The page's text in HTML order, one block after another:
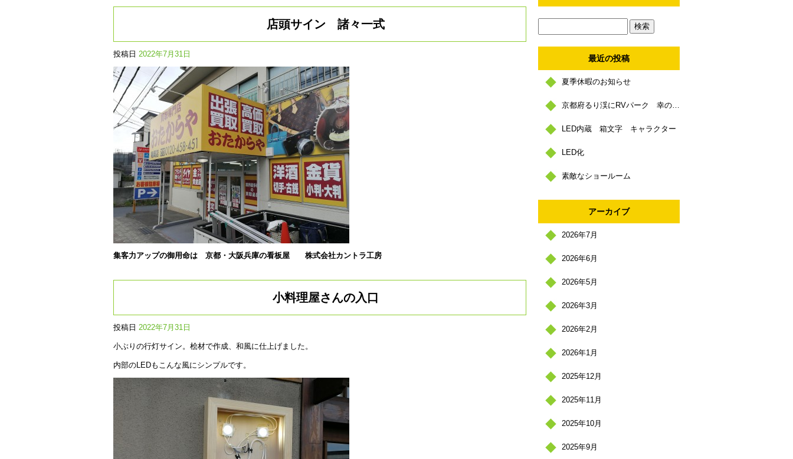
店頭サイン 諸々一式
投稿日 2022年7月31日
集客力アップの御用命は 京都・大阪兵庫の看板屋 株式会社カントラ工房
小料理屋さんの入口
投稿日 2022年7月31日
小ぶりの行灯サイン。桧材で作成、和風に仕上げました。
内部のLEDもこんな風にシンプルです。
最近の投稿
夏季休暇のお知らせ
京都府るり渓にRVパーク 幸の里 https://sachinosato.com/
LED内蔵 箱文字 キャラクター
LED化
素敵なショールーム
アーカイブ
2026年7月
2026年6月
2026年5月
2026年3月
2026年2月
2026年1月
2025年12月
2025年11月
2025年10月
2025年9月